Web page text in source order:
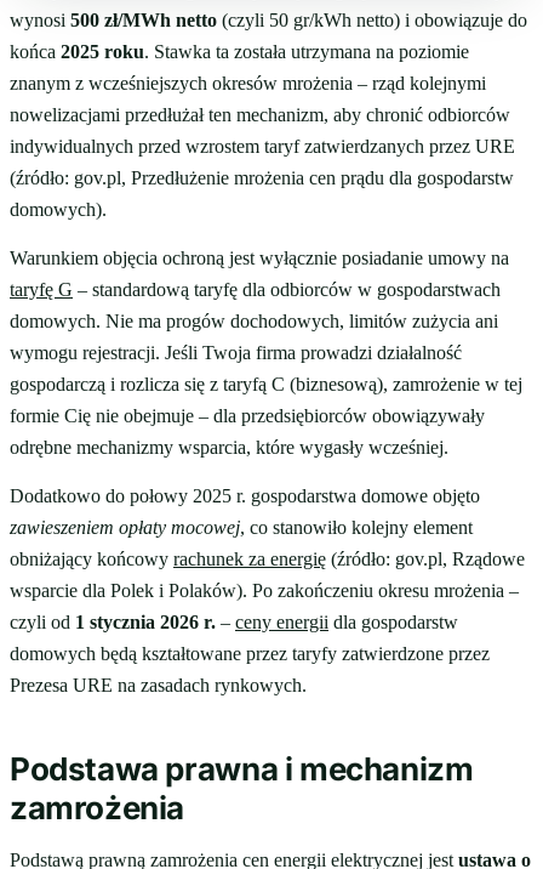
wynosi 500 zł/MWh netto (czyli 50 gr/kWh netto) i obowiązuje do
końca 2025 roku. Stawka ta została utrzymana na poziomie
znanym z wcześniejszych okresów mrożenia – rząd kolejnymi
nowelizacjami przedłużał ten mechanizm, aby chronić odbiorców
indywidualnych przed wzrostem taryf zatwierdzanych przez URE
(źródło: gov.pl, Przedłużenie mrożenia cen prądu dla gospodarstw
domowych).
Warunkiem objęcia ochroną jest wyłącznie posiadanie umowy na
taryfę G – standardową taryfę dla odbiorców w gospodarstwach
domowych. Nie ma progów dochodowych, limitów zużycia ani
wymogu rejestracji. Jeśli Twoja firma prowadzi działalność
gospodarczą i rozlicza się z taryfą C (biznesową), zamrożenie w tej
formie Cię nie obejmuje – dla przedsiębiorców obowiązywały
odrębne mechanizmy wsparcia, które wygasły wcześniej.
Dodatkowo do połowy 2025 r. gospodarstwa domowe objęto
zawieszeniem opłaty mocowej, co stanowiło kolejny element
obniżający końcowy rachunek za energię (źródło: gov.pl, Rządowe
wsparcie dla Polek i Polaków). Po zakończeniu okresu mrożenia –
czyli od 1 stycznia 2026 r. – ceny energii dla gospodarstw
domowych będą kształtowane przez taryfy zatwierdzone przez
Prezesa URE na zasadach rynkowych.
Podstawa prawna i mechanizm
zamrożenia
Podstawą prawną zamrożenia cen energii elektrycznej jest ustawa o